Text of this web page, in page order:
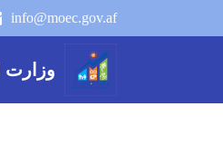
وزارت
info@moec.gov.af
menu